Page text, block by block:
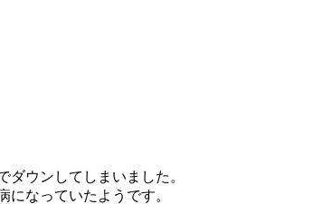
ウンしてしまいました。
なっていたようです。